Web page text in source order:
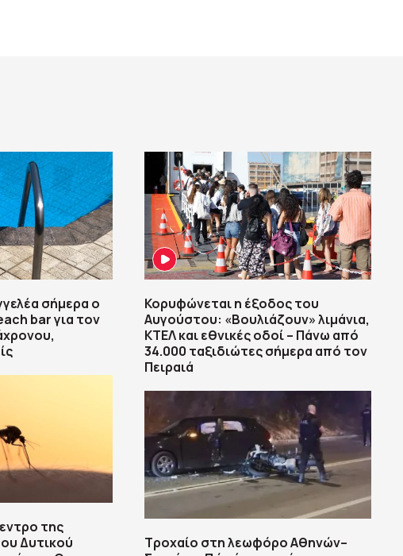
σήμερα ο
bar για τον
της
Δυτικού
Κορυφώνεται η έξοδος του
Αυγούστου: «Βουλιάζουν» λιμάνια,
ΚΤΕΛ και εθνικές οδοί – Πάνω από
34.000 ταξιδιώτες σήμερα από τον
Πειραιά
Τροχαίο στη λεωφόρο Αθηνών–